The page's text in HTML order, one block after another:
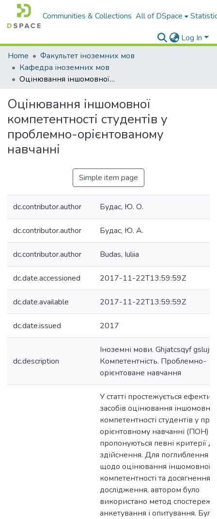
Communities & Collections All of DSpace
Log In
Home
Факультет іноземних мов
Кафедра іноземних мов
Оцінювання іншомовної компетентності студентів у проблемно-орієнтованому навчанні
Оцінювання іншомовної
компетентності студентів у
проблемно-орієнтованому
навчанні
Simple item page
dc.contributor.author Будас, Ю. О.
dc.contributor.author Будас, Ю. А.
dc.contributor.author Budas, Iuliia
dc.date.accessioned 2017-11-22T13:59:59Z
dc.date.available 2017-11-22T13:59:59Z
dc.date.issued 2017
dc.description
Іноземні мови. Ghjatcsqyf
Компетентність. Проблемно-
орієнтоване навчання
У статті простежується
засобів оцінювання іншомовної
компетентності студентів у
орієнтовному навчанні (ПОН)
пропонуються певні критерії
здійснення. Для поглиблення
щодо оцінювання іншомовної
компетентності та досягнення
дослідження, автором було
використано метод
анкетування і опитування. Було